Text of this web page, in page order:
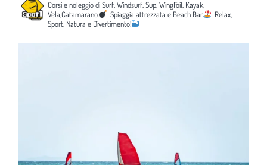
Corsi e noleggio di Surf, Windsurf, Sup, WingFoil, Kayak,
Vela,Catamarano.
Spiaggia attrezzata e Beach Bar.
Relax,
Sport, Natura e Divertimento!